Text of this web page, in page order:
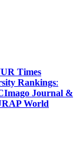
Times
Rankings:
Journal &
World